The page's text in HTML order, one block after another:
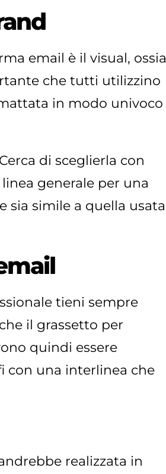
email è il visual, ossia
che tutti utilizzino
in modo univoco
Cerca di sceglierla con
generale per una
sia simile a quella usata
tieni sempre
il grassetto per
quindi essere
con una interlinea che
realizzata in